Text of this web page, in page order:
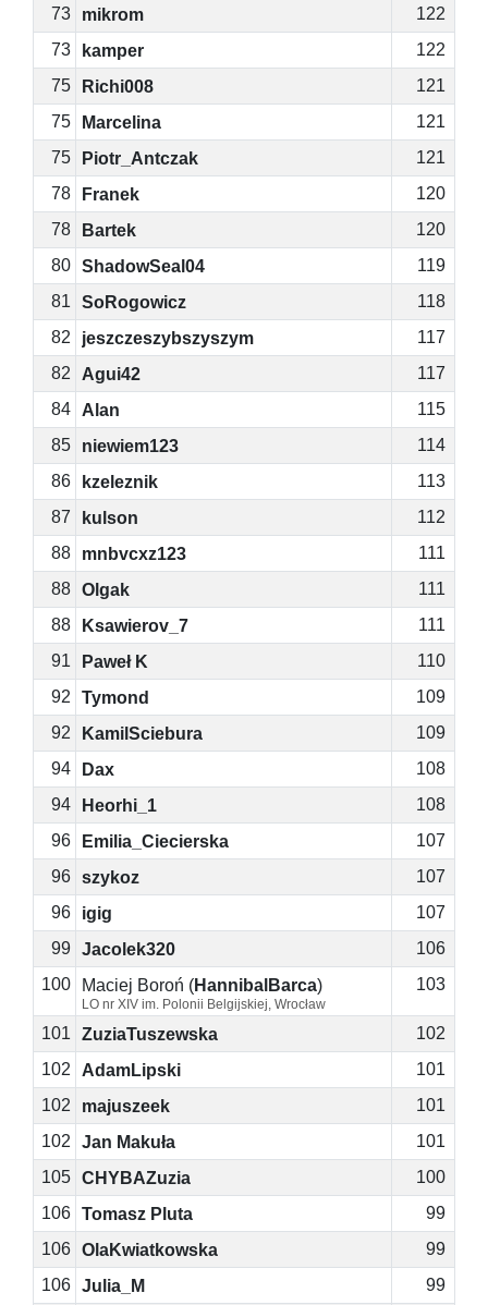
73
mikrom
122
73
kamper
122
75
Richi008
121
75
Marcelina
121
75
Piotr_Antczak
121
78
Franek
120
78
Bartek
120
80 ShadowSeal04
119
81
SoRogowicz
118
82
jeszczeszybszyszym
117
82
Agui42
117
84
Alan
115
85
niewiem123
114
86
kzeleznik
113
87
kulson
112
88
mnbvcxz123
111
88 Olgak
111
88
Ksawierov_7
111
91
Paweł K
110
92
Tymond
109
92
KamilSciebura
109
94
Dax
108
94
Heorhi_1
108
96
Emilia_Ciecierska
107
96 szykoz
107
96
igig
107
99 Jacolek320
106
100
Maciej Boroń (HannibalBarca)
LO nr XIV im. Polonii Belgijskiej, Wrocław
103
101 ZuziaTuszewska
102
102
AdamLipski
101
102
majuszeek
101
102
Jan Makuła
101
105 CHYBAZuzia
100
106 Tomasz Pluta
99
106 OlaKwiatkowska
99
106 Julia_M
99